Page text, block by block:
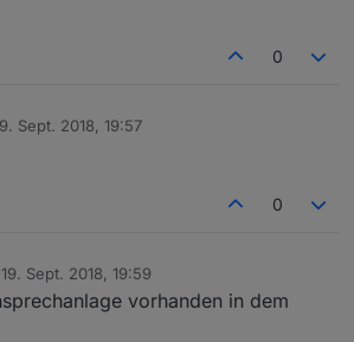
0
Sept. 2018, 19:57
von
0
19. Sept. 2018, 19:59
von
vorhanden in dem